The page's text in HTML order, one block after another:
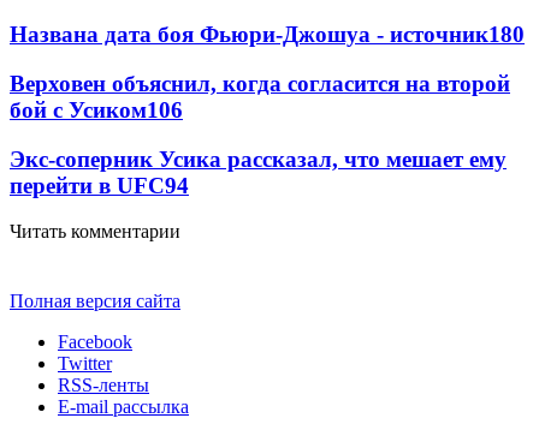
Названа дата боя Фьюри-Джошуа - источник180
Верховен объяснил, когда согласится на второй
бой с Усиком106
Экс-соперник Усика рассказал, что мешает ему
перейти в UFC94
Читать комментарии
Полная версия сайта
Facebook
Twitter
RSS-ленты
E-mail рассылка